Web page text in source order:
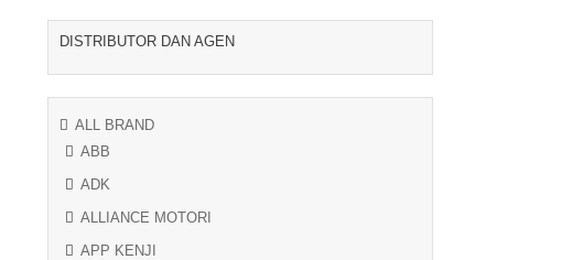
DISTRIBUTOR DAN AGEN
ALL BRAND
ABB
ADK
ALLIANCE MOTORI
APP KENJI